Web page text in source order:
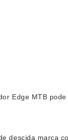
Edge MTB
descida marca